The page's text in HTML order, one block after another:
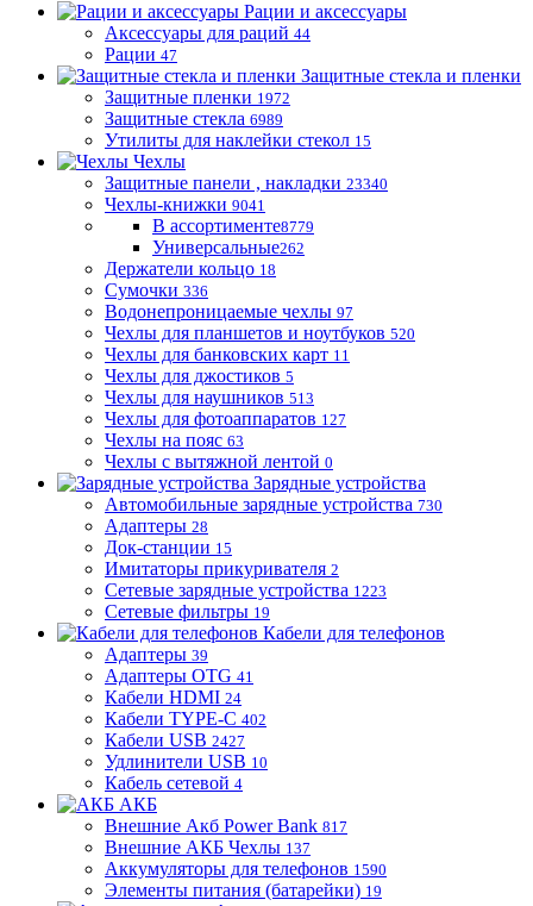
Рации и аксессуары
Аксессуары для раций 44
Рации 47
Защитные стекла и пленки
Защитные пленки 1972
Защитные стекла 6989
Утилиты для наклейки стекол 15
Чехлы
Защитные панели , накладки 23340
Чехлы-книжки 9041
В ассортименте8779
Универсальные262
Держатели кольцо 18
Сумочки 336
Водонепроницаемые чехлы 97
Чехлы для планшетов и ноутбуков 520
Чехлы для банковских карт 11
Чехлы для джостиков 5
Чехлы для наушников 513
Чехлы для фотоаппаратов 127
Чехлы на пояс 63
Чехлы с вытяжной лентой 0
Зарядные устройства
Автомобильные зарядные устройства 730
Адаптеры 28
Док-станции 15
Имитаторы прикуривателя 2
Сетевые зарядные устройства 1223
Сетевые фильтры 19
Кабели для телефонов
Адаптеры 39
Адаптеры OTG 41
Кабели HDMI 24
Кабели TYPE-C 402
Кабели USB 2427
Удлинители USB 10
Кабель сетевой 4
АКБ
Внешние Акб Power Bank 817
Внешние АКБ Чехлы 137
Аккумуляторы для телефонов 1590
Элементы питания (батарейки) 19